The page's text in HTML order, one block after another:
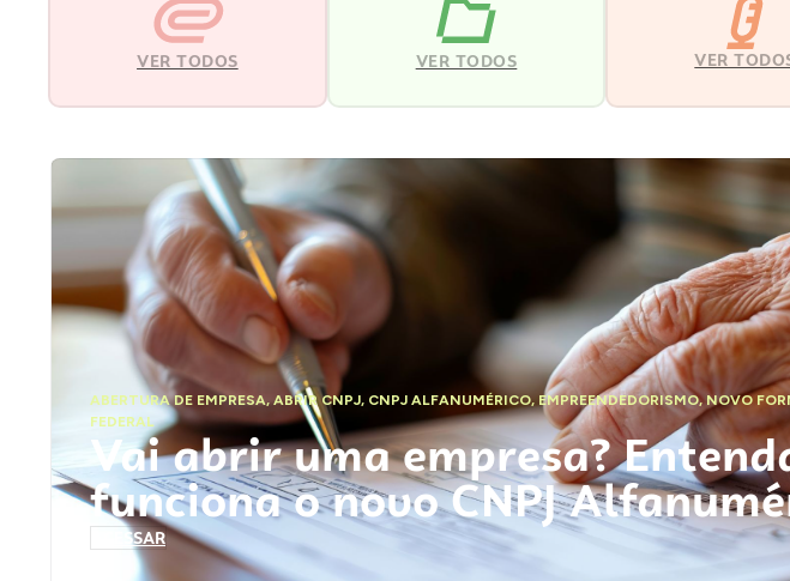
VER TODOS VER TODOS VER
ABERTURA DE EMPRESA,ABRIR CNPJ, CNPJ ALFANUMÉRICO, EMPREENDEDORISMO,NOVO
FEDERAL
Vai abrir uma empresa?
funciona o novo CNPJ
ACESSAR